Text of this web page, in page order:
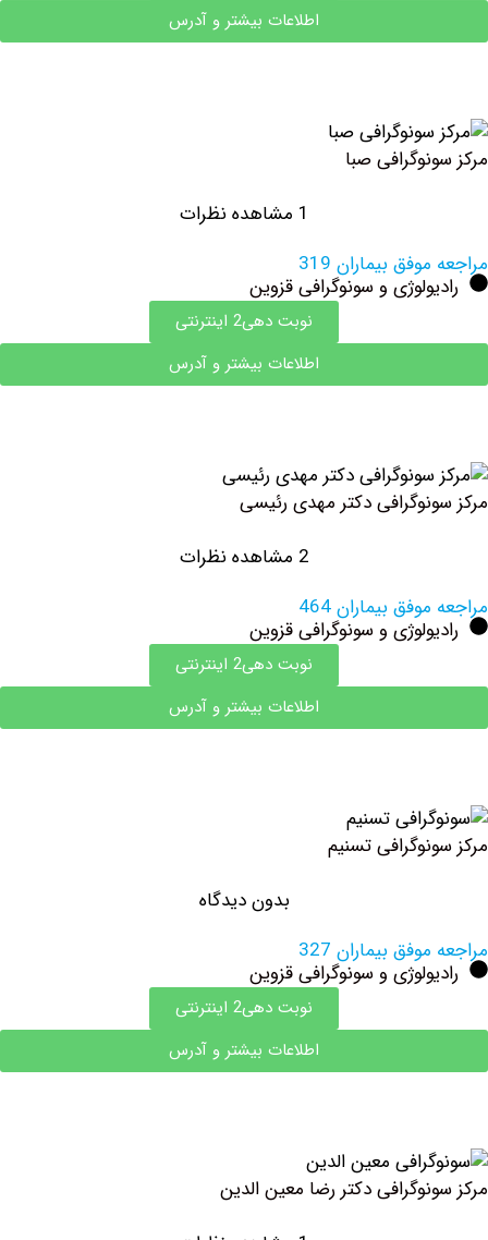
اطلاعات بیشتر و آدرس
صبا
بیماران 319
و سونوگرافی قزوین
نوبت دهی2 اینترنتی
اطلاعات بیشتر و آدرس
دکتر مهدی رئیسی
بیماران 464
و سونوگرافی قزوین
نوبت دهی2 اینترنتی
اطلاعات بیشتر و آدرس
تسنیم
بدون دیدگاه
بیماران 327
و سونوگرافی قزوین
نوبت دهی2 اینترنتی
اطلاعات بیشتر و آدرس
دکتر رضا معین الدین